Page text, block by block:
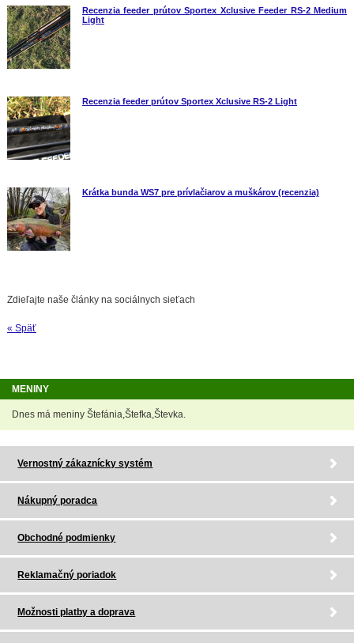
Recenzia feeder prútov Sportex Xclusive Feeder RS-2 Medium
Light
Recenzia feeder prútov Sportex Xclusive RS-2 Light
Krátka bunda WS7 pre prívlačiarov a muškárov (recenzia)
Zdieľajte naše články na sociálnych sieťach
« Späť
MENINY
Dnes má meniny Štefánia,Štefka,Števka.
Vernostný zákaznícky systém
Nákupný poradca
Obchodné podmienky
Reklamačný poriadok
Možnosti platby a doprava